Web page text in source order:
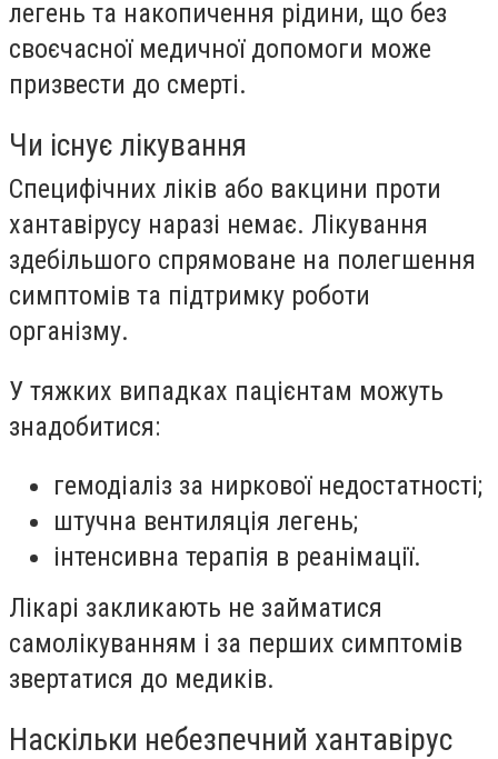
легень та накопичення рідини, що без
своєчасної медичної допомоги може
призвести до смерті.
Чи існує лікування
Специфічних ліків або вакцини проти
хантавірусу наразі немає. Лікування
здебільшого спрямоване на полегшення
симптомів та підтримку роботи
організму.
У тяжких випадках пацієнтам можуть
знадобитися:
гемодіаліз за ниркової недостатності;
штучна вентиляція легень;
інтенсивна терапія в реанімації.
Лікарі закликають не займатися
самолікуванням і за перших симптомів
звертатися до медиків.
Наскільки небезпечний хантавірус